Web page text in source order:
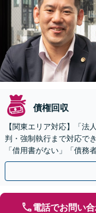
債権回収
【関東エリア対応】「法
判・強制執行まで対応で
「借用書がない」「債務
さい！【分割払いあり】
電話でお問い